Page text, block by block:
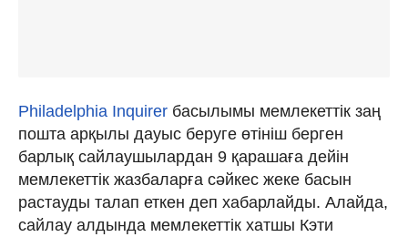
Philadelphia Inquirer басылымы мемлекеттік заң
пошта арқылы дауыс беруге өтініш берген
барлық сайлаушылардан 9 қарашаға дейін
мемлекеттік жазбаларға сәйкес жеке басын
растауды талап еткен деп хабарлайды. Алайда,
сайлау алдында мемлекеттік хатшы Кэти